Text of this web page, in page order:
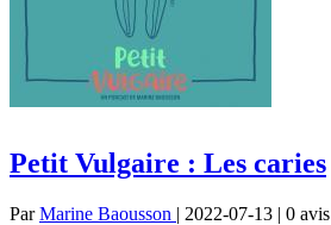
Petit Vulgaire : Les caries
ParMarine Baousson | 2022-07-13 | 0 avis